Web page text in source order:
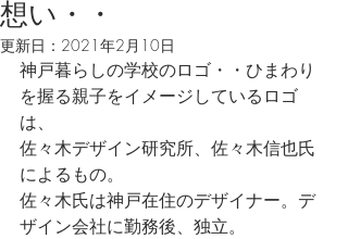
想い・・
更新日： 2021年2月10日
神戸暮らしの学校のロゴ・・ひまわり
を握る親子をイメージしているロゴ
は、
佐々木デザイン研究所、佐々木信也氏
によるもの。
佐々木氏は神戸在住のデザイナー。デ
ザイン会社に勤務後、独立。